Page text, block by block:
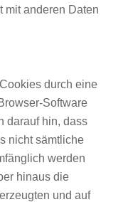
mit anderen Daten
durch eine
Software
darauf hin, dass
nicht sämtliche
werden
hinaus die
und auf